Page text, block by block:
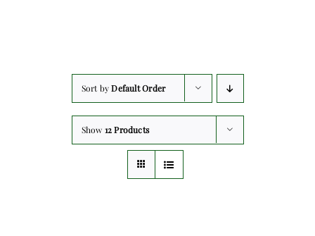
Sort byDefault Order
Show 12 Products